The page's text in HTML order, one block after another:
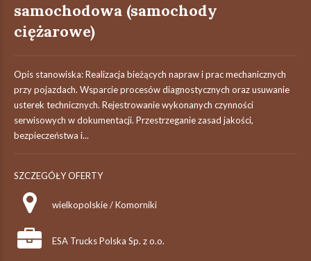
samochodowa (samochody
ciężarowe)
Opis stanowiska: Realizacja bieżących napraw i prac mechanicznych
przy pojazdach. Wsparcie procesów diagnostycznych oraz usuwanie
usterek technicznych. Rejestrowanie wykonanych czynności
serwisowych w dokumentacji. Przestrzeganie zasad jakości,
bezpieczeństwa i...
SZCZEGÓŁY OFERTY
wielkopolskie / Komorniki
ESA Trucks Polska Sp. z o.o.